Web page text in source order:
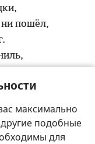
максимально
подобные
для
пошёл,
Далее